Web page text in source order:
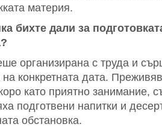
материя.
бихте дали за
организирана с труда и
на конкретната дата.
като приятно занимание,
подготвени напитки и
обстановка.